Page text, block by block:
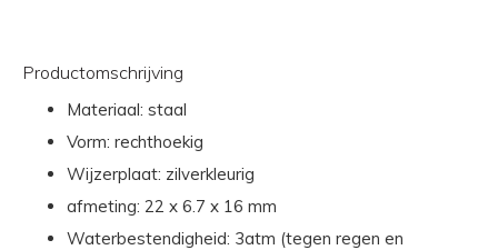
Productomschrijving
Materiaal: staal
Vorm: rechthoekig
Wijzerplaat: zilverkleurig
afmeting: 22 x 6.7 x 16 mm
Waterbestendigheid: 3atm (tegen regen en